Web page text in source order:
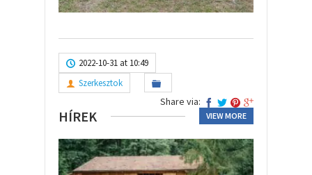
2022-10-31 at 10:49
Szerkesztok
Share via:
HÍREK VIEW MORE